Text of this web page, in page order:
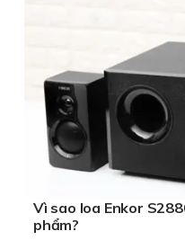
Vì sao loa Enkor
phẩm?